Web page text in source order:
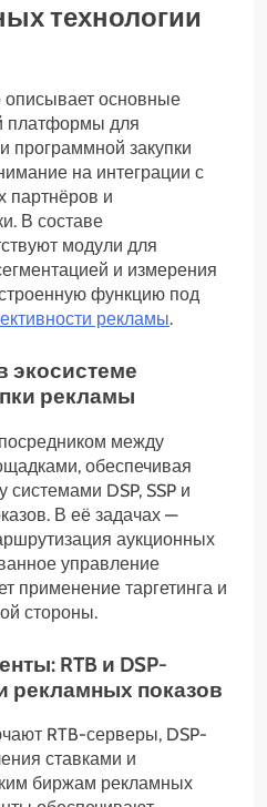
технологии
основные
платформы для
программной закупки
на интеграции с
партнёров и
В составе
модули для
и измерения
функцию под
рекламы.
экосистеме
рекламы
между
обеспечивая
DSP, SSP и
В её задачах —
аукционных
управление
применение таргетинга и
стороны.
RTB и DSP-
показов
RTB-серверы, DSP-
ставками и
биржам рекламных